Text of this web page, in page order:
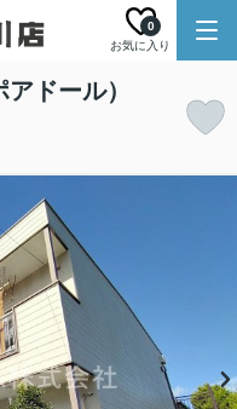
お気に入り
0
ドール）